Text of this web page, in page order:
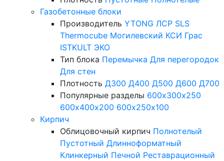
Газобетонные блоки
Производитель YTONG ЛСР SLS
Thermocube Могилевский КСИ Грас
ISTKULT ЭКО
Тип блока Перемычка Для перегородок
Для стен
Плотность Д300 Д400 Д500 Д600 Д700
Популярные разделы 600х300х250
600х400х200 600х250х100
Кирпич
Облицовочный кирпич Полнотелый
Пустотный Длинноформатный
Клинкерный Печной Реставрационный